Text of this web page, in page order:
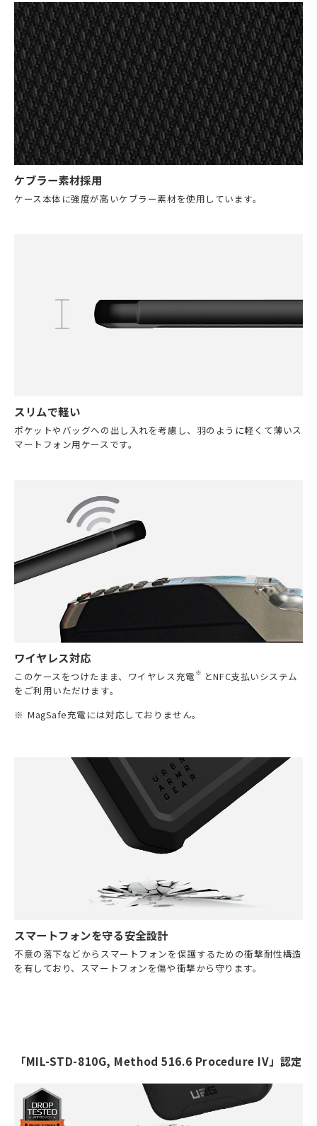
ケブラー素材採用
ケース本体に強度が高いケブラー素材を使用しています。
スリムで軽い
ポケットやバッグへの出し入れを考慮し、羽のように軽くて薄いス
マートフォン用ケースです。
ワイヤレス対応
このケースをつけたまま、ワイヤレス充電 ※ とNFC支払いシステム
をご利用いただけます。
MagSafe充電には対応しておりません。
スマートフォンを守る安全設計
不意の落下などからスマートフォンを保護するための衝撃耐性構造
を有しており、スマートフォンを傷や衝撃から守ります。
「MIL-STD-810G, Method 516.6 Procedure IV」認定